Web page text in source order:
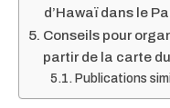
d’Hawaï dans le
Conseils pour
partir de la carte
Publications